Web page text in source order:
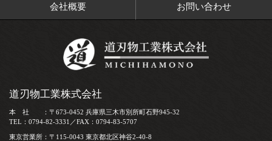
会社概要 お問い合わせ
道刃物工業株式会社
本 社 ：〒673-0452 兵庫県三木市別所町石野945-32
TEL：0794-82-3331／FAX：0794-83-5707
東京営業所：〒115-0043 東京都北区神谷2-40-8